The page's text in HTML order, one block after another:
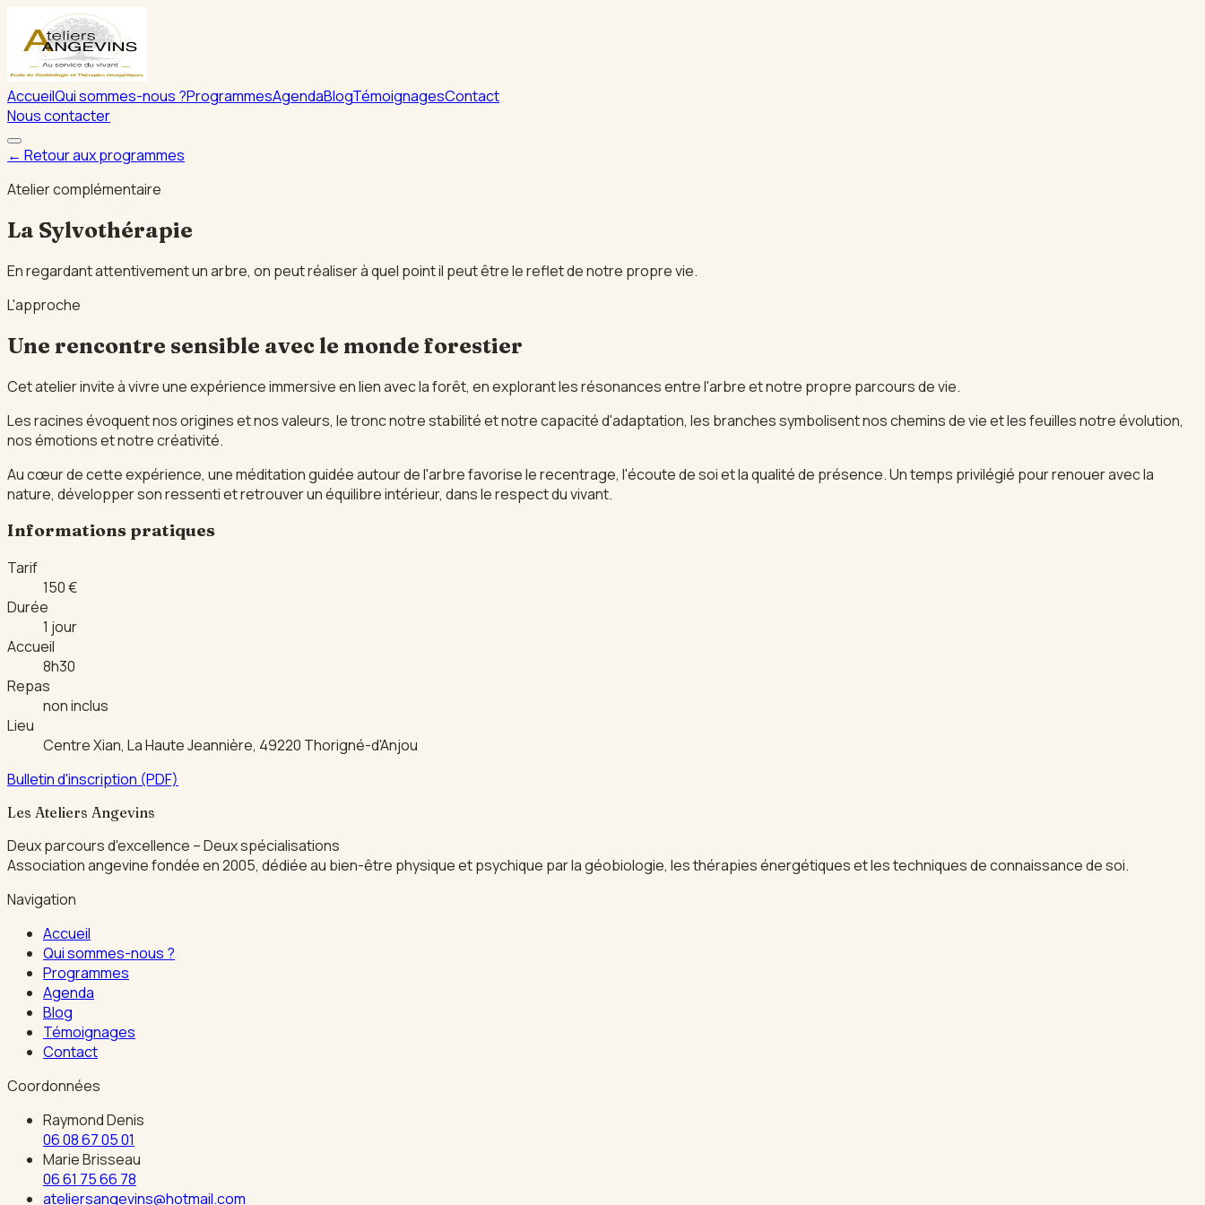
AccueilQui sommes-nous ?ProgrammesAgendaBlogTémoignagesContact
Nous contacter
← Retour aux programmes
Atelier complémentaire
La Sylvothérapie
En regardant attentivement un arbre, on peut réaliser à quel point il peut être le reflet de notre propre vie.
L'approche
Une rencontre sensible avec le monde forestier
Cet atelier invite à vivre une expérience immersive en lien avec la forêt, en explorant les résonances entre l'arbre et notre propre parcours de vie.
Les racines évoquent nos origines et nos valeurs, le tronc notre stabilité et notre capacité d'adaptation, les branches symbolisent nos chemins de vie et les feuilles notre évolution,
nos émotions et notre créativité.
Au cœur de cette expérience, une méditation guidée autour de l'arbre favorise le recentrage, l'écoute de soi et la qualité de présence. Un temps privilégié pour renouer avec la
nature, développer son ressenti et retrouver un équilibre intérieur, dans le respect du vivant.
Informations pratiques
Tarif
150 €
Durée
1 jour
Accueil
8h30
Repas
non inclus
Lieu
Centre Xian, La Haute Jeannière, 49220 Thorigné-d'Anjou
Bulletin d'inscription (PDF)
Les Ateliers Angevins
Deux parcours d'excellence – Deux spécialisations
Association angevine fondée en 2005, dédiée au bien-être physique et psychique par la géobiologie, les thérapies énergétiques et les techniques de connaissance de soi.
Navigation
Accueil
Qui sommes-nous ?
Programmes
Agenda
Blog
Témoignages
Contact
Coordonnées
Raymond Denis
06 08 67 05 01
Marie Brisseau
06 61 75 66 78
ateliersangevins@hotmail.com